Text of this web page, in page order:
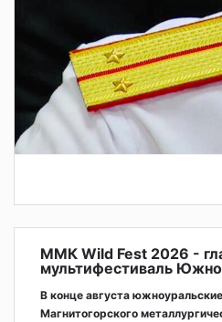
ММК Wild Fest 2026 -
мультифестиваль
В конце августа
Магнитогорского